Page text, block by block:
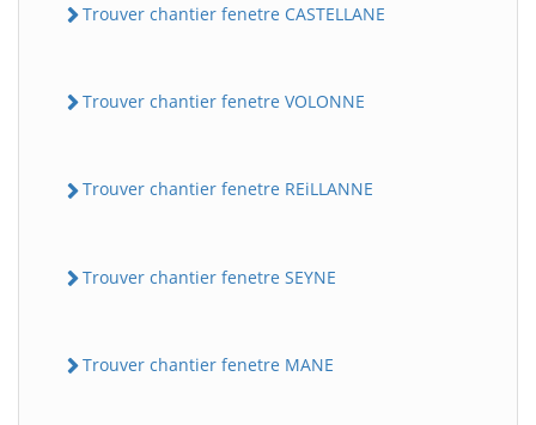
Trouver chantier fenetre CASTELLANE
Trouver chantier fenetre VOLONNE
Trouver chantier fenetre REiLLANNE
Trouver chantier fenetre SEYNE
Trouver chantier fenetre MANE